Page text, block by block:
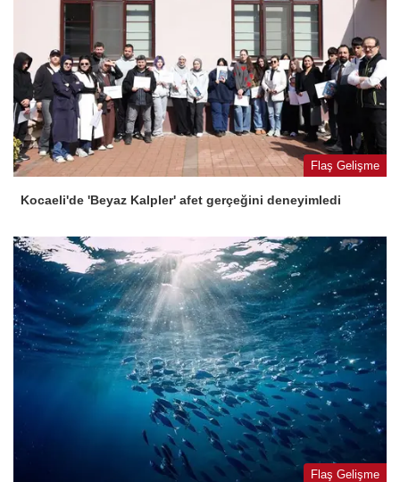
Flaş Gelişme
Kocaeli'de 'Beyaz Kalpler' afet gerçeğini deneyimledi
Flaş Gelişme